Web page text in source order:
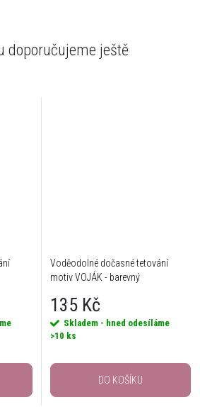
doporučujeme ještě
Voděodolné dočasné tetování
motiv VOJÁK - barevný
135 Kč
Skladem - hned odesíláme
>10 ks
DO KOŠÍKU